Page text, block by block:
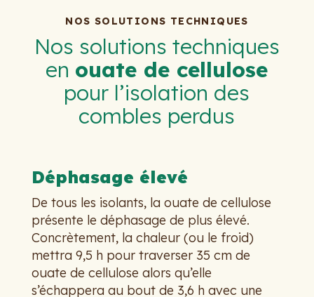
NOS SOLUTIONS TECHNIQUES
Nos solutions techniques
en ouate de cellulose
pour l’isolation des
combles perdus
Déphasage élevé
De tous les isolants, la ouate de cellulose
présente le déphasage de plus élevé.
Concrètement, la chaleur (ou le froid)
mettra 9,5 h pour traverser 35 cm de
ouate de cellulose alors qu’elle
s’échappera au bout de 3,6 h avec une